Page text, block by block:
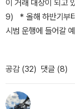
이 거래 대상이 되고
9) * 올해 하반기부
시범 운행에 들어갈
간대 5시간(오후
는 편도 기준 4회 이
의 정기이용권을 구
식이다. 요금은 지역
공감 (32) 댓글 (8)